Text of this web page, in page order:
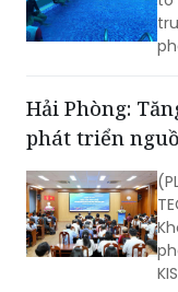
Hải Phòng:
phát triển